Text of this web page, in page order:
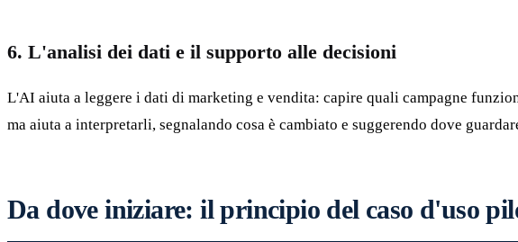
6. L'analisi dei dati e il supporto alle decisioni
L'AI aiuta a leggere i dati di marketing e vendita: capire quali campagne
ma aiuta a interpretarli, segnalando cosa è cambiato e suggerendo dove
Da dove iniziare: il principio del caso d'uso